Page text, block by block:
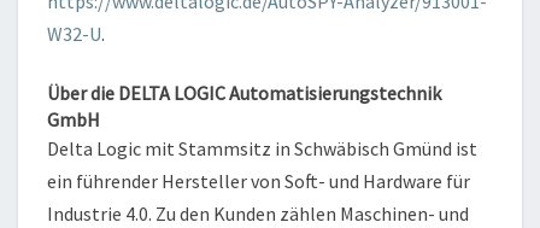
W32-U.
Über die DELTA LOGIC Automatisierungstechnik
GmbH
Delta Logic mit Stammsitz in Schwäbisch Gmünd ist
ein führender Hersteller von Soft- und Hardware für
Industrie 4.0. Zu den Kunden zählen Maschinen- und